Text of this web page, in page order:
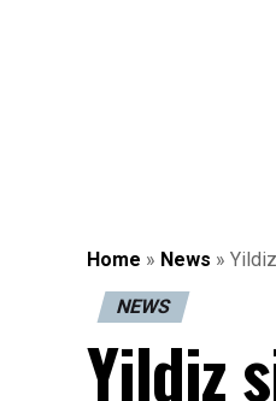
Home » News »
NEWS
Yildiz